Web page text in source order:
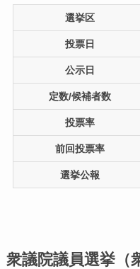
選挙区
投票日
公示日
定数/候補者数
投票率
前回投票率
選挙公報
衆議院議員選挙（